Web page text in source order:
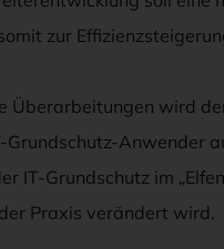
zur
Überarbeitungen wird
Anwender
IT-Grundschutz im
Praxis verändert wird.